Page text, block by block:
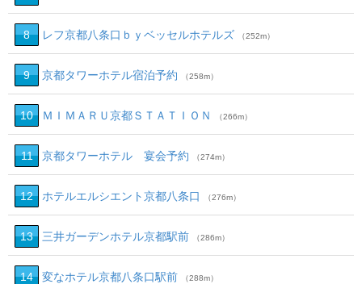
8 レフ京都八条口ｂｙベッセルホテルズ （252m）
9 京都タワーホテル宿泊予約 （258m）
10 ＭＩＭＡＲＵ京都ＳＴＡＴＩＯＮ （266m）
11 京都タワーホテル 宴会予約 （274m）
12 ホテルエルシエント京都八条口 （276m）
13 三井ガーデンホテル京都駅前 （286m）
14 変なホテル京都八条口駅前 （288m）